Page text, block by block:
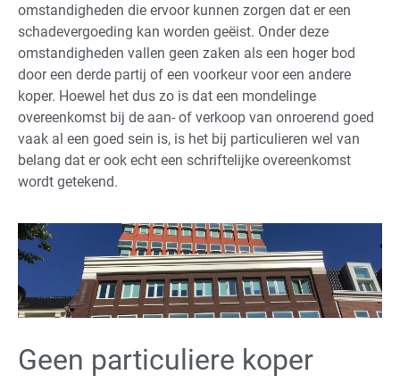
omstandigheden die ervoor kunnen zorgen dat er een
schadevergoeding kan worden geëist. Onder deze
omstandigheden vallen geen zaken als een hoger bod
door een derde partij of een voorkeur voor een andere
koper. Hoewel het dus zo is dat een mondelinge
overeenkomst bij de aan- of verkoop van onroerend goed
vaak al een goed sein is, is het bij particulieren wel van
belang dat er ook echt een schriftelijke overeenkomst
wordt getekend.
Geen particuliere koper